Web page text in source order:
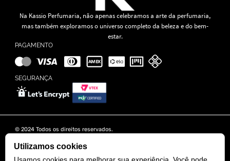
Na Kassio Perfumaria, não apenas celebramos a arte da perfumaria,
mas também exploramos o universo completo da beleza e do bem-
estar.
PAGAMENTO
SEGURANÇA
© 2024 Todos os direitos reservados.
Rua Tapajós n° 481- Edifício B&B Business - 7° Andar - Vila Brasília -
Utilizamos cookies